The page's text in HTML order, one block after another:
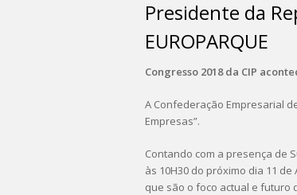
Presidente da
EUROPARQUE
Congresso 2018 da CIP
A Confederação Empresarial
Empresas”.
Contando com a presença de
às 10H30 do próximo dia 11
que são o foco actual e futuro